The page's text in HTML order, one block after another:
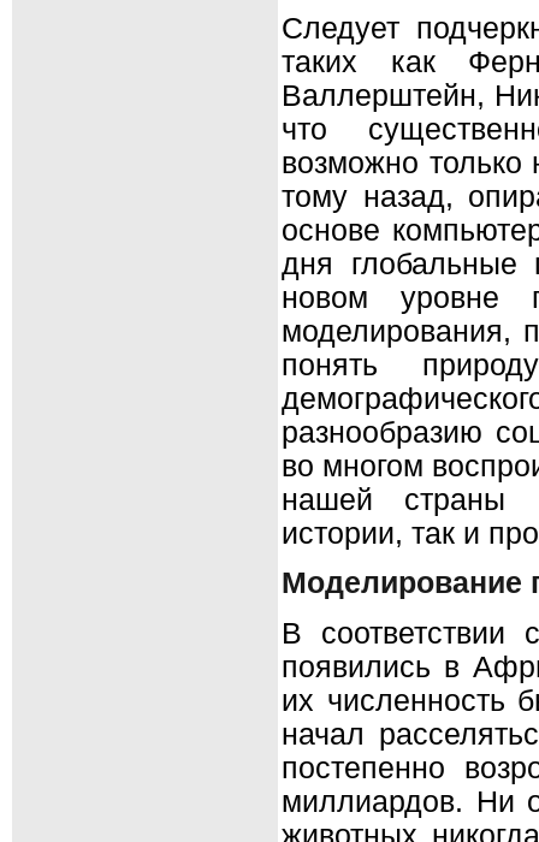
Следует
таких как
Валлерштейн,
что
возможно только
тому назад,
основе
дня
новом уровне
моделирования,
понять
разнообразию
во многом
нашей страны
истории, так и
Моделирование
В соответствии
появились в
их численность
начал
постепенно
миллиардов. Ни
животных